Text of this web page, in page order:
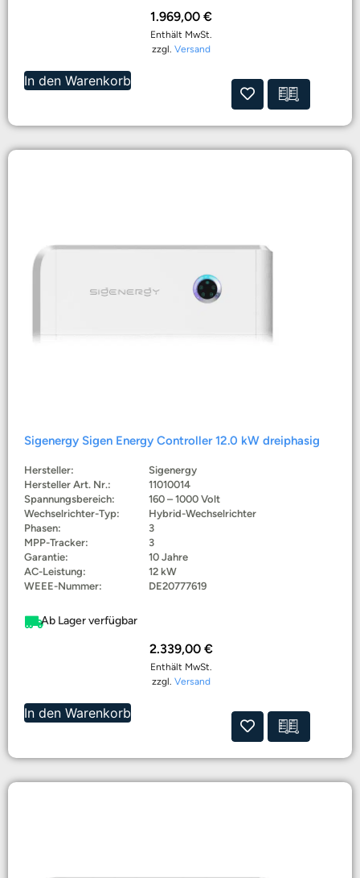
1.969,00 €
Enthält MwSt.
zzgl. Versand
In den Warenkorb
Sigenergy Sigen Energy Controller 12.0 kW dreiphasig
Hersteller:
Sigenergy
Hersteller Art. Nr.:
11010014
Spannungsbereich:
160 – 1000 Volt
Wechselrichter-Typ:
Hybrid-Wechselrichter
Phasen:
3
MPP-Tracker:
3
Garantie:
10 Jahre
AC-Leistung:
12 kW
WEEE-Nummer:
DE20777619
Ab Lager verfügbar
2.339,00 €
Enthält MwSt.
zzgl. Versand
In den Warenkorb